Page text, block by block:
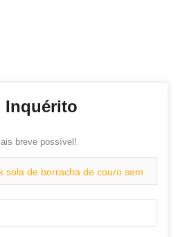
Inquérito
breve possível!
sola de borracha de couro sem
sapatos de trabalho